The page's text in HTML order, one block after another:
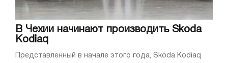
В Чехии начинают производить Skoda
Kodiaq
Представленный в начале этого года, Skoda Kodiaq